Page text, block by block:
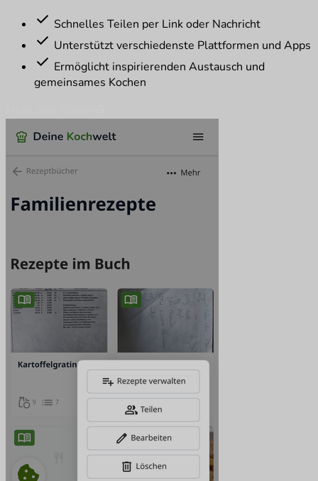
check Schnelles Teilen per Link oder Nachricht
check Unterstützt verschiedenste Plattformen und Apps
check Ermöglicht inspirierenden Austausch und
gemeinsames Kochen